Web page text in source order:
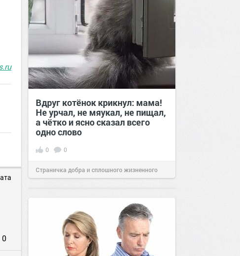
0
Вдруг котёнок крикнул: мама!
Не урчал, не мяукал, не пищал,
а чётко и ясно сказал всего
одно слово
0 0
Страничка добра и сплошного жизненного